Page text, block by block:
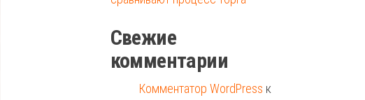
Свежие
комментарии
Комментатор WordPress к